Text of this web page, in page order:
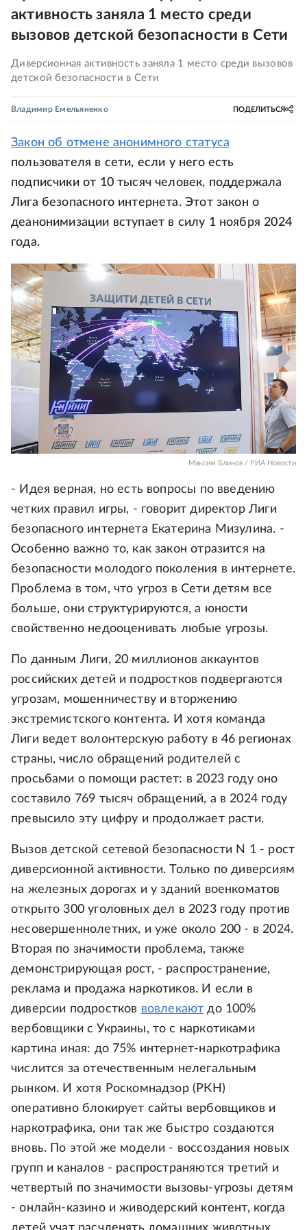
активность заняла 1 место среди
вызовов детской безопасности в Сети
Диверсионная активность заняла 1 место среди вызовов
детской безопасности в Сети
Владимир Емельяненко ПОДЕЛИТЬСЯ
Закон об отмене анонимного статуса
пользователя в сети, если у него есть
подписчики от 10 тысяч человек, поддержала
Лига безопасного интернета. Этот закон о
деанонимизации вступает в силу 1 ноября 2024
года.
Максим Блинов / РИА Новости
- Идея верная, но есть вопросы по введению
четких правил игры, - говорит директор Лиги
безопасного интернета Екатерина Мизулина. -
Особенно важно то, как закон отразится на
безопасности молодого поколения в интернете.
Проблема в том, что угроз в Сети детям все
больше, они структурируются, а юности
свойственно недооценивать любые угрозы.
По данным Лиги, 20 миллионов аккаунтов
российских детей и подростков подвергаются
угрозам, мошенничеству и вторжению
экстремистского контента. И хотя команда
Лиги ведет волонтерскую работу в 46 регионах
страны, число обращений родителей с
просьбами о помощи растет: в 2023 году оно
составило 769 тысяч обращений, а в 2024 году
превысило эту цифру и продолжает расти.
Вызов детской сетевой безопасности N 1 - рост
диверсионной активности. Только по диверсиям
на железных дорогах и у зданий военкоматов
открыто 300 уголовных дел в 2023 году против
несовершеннолетних, и уже около 200 - в 2024.
Вторая по значимости проблема, также
демонстрирующая рост, - распространение,
реклама и продажа наркотиков. И если в
диверсии подростков вовлекают до 100%
вербовщики с Украины, то с наркотиками
картина иная: до 75% интернет-наркотрафика
числится за отечественным нелегальным
рынком. И хотя Роскомнадзор (РКН)
оперативно блокирует сайты вербовщиков и
наркотрафика, они так же быстро создаются
вновь. По этой же модели - воссоздания новых
групп и каналов - распространяются третий и
четвертый по значимости вызовы-угрозы детям
- онлайн-казино и живодерский контент, когда